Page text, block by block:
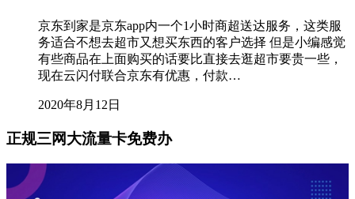
京东到家是京东app内一个1小时商超送达服务，这类服
务适合不想去超市又想买东西的客户选择 但是小编感觉
有些商品在上面购买的话要比直接去逛超市要贵一些，
现在云闪付联合京东有优惠，付款…
2020年8月12日
正规三网大流量卡免费办